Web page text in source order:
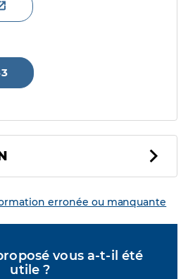
erronée ou manquante
vous a-t-il été
utile ?